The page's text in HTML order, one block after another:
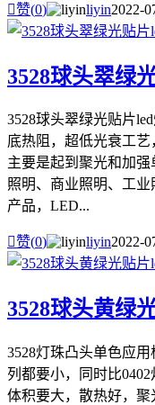
赞(0) liyin2022-
3528球头翠绿
3528球头翠绿光贴片
底热阻，超低光衰工艺
主要是起到聚光和加
照明、商业照明、工
产品，LED...
赞(0) liyin2022-
3528球头黄绿
3528灯珠凸头单色应
列都要小，同时比
体积要大，散热好，